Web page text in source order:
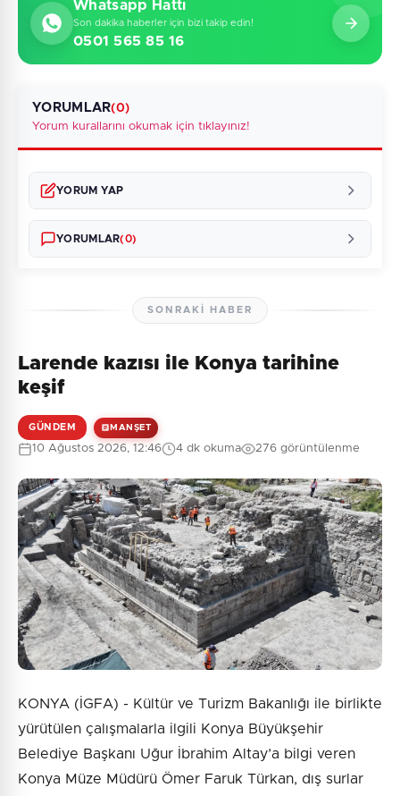
Whatsapp Hattı
Son dakika haberler için bizi takip edin!
0501 565 85 16
YORUMLAR(0)
Yorum kurallarını okumak için tıklayınız!
YORUM YAP
Güvenlik Sorusu:
4 + 10 = ?
Gönder
YORUMLAR(0)
Henüz yorum yapılmamış. İlk yorumu siz yapın!
SONRAKI HABER
Larende kazısı ile Konya tarihine
keşif
GÜNDEM MANŞET
10 Ağustos 2026, 12:46 4 dk okuma 276 görüntülenme
KONYA (İGFA) - Kültür ve Turizm Bakanlığı ile birlikte
yürütülen çalışmalarla ilgili Konya Büyükşehir
Belediye Başkanı Uğur İbrahim Altay’a bilgi veren
Konya Müze Müdürü Ömer Faruk Türkan, dış surlar